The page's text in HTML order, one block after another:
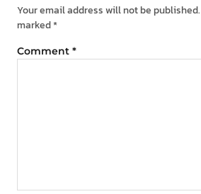
Your email address will not be published.
marked*
Comment *